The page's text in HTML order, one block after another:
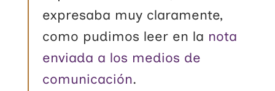
expresaba muy claramente,
como pudimos leer en la nota
enviada a los medios de
comunicación.